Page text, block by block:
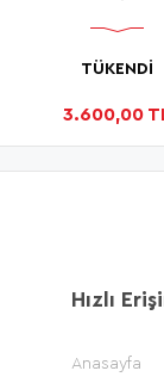
3.600,00
TÜKENDİ
Hızlı
Anasayfa